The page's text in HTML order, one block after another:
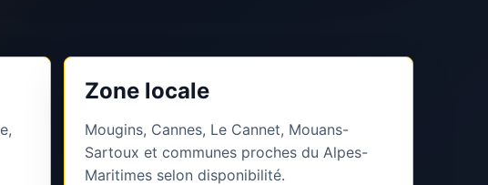
Zone locale
Mougins, Cannes, Le Cannet, Mouans-
Sartoux et communes proches du Alpes-
Maritimes selon disponibilité.